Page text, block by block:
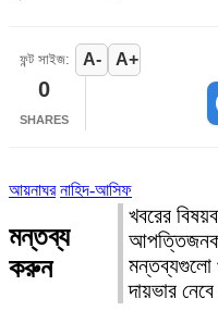
ফন্ট সাইজ: A- A+
0
SHARES
আয়নাঘর নাহিদ-আসিফ
মন্তব্য
করুন
খবরের
আপত্তিজনক
মন্তব্যগুলো
দায়ভার